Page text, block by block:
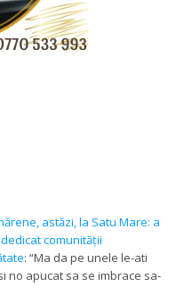
astăzi, la Satu Mare: a
comunității
: “Ma da pe unele le-ati
no apucat sa se imbrace sa-